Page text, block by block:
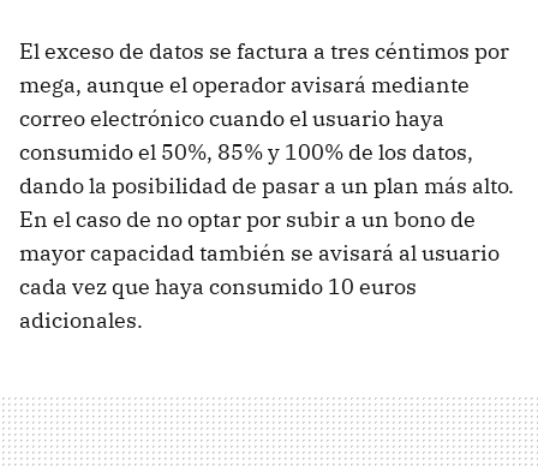
El exceso de datos se factura a tres céntimos por
mega, aunque el operador avisará mediante
correo electrónico cuando el usuario haya
consumido el 50%, 85% y 100% de los datos,
dando la posibilidad de pasar a un plan más alto.
En el caso de no optar por subir a un bono de
mayor capacidad también se avisará al usuario
cada vez que haya consumido 10 euros
adicionales.